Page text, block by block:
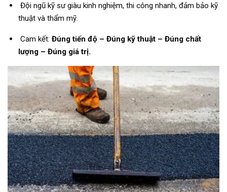
Đội ngũ kỹ sư giàu kinh nghiệm, thi công nhanh, đảm bảo kỹ
thuật và thẩm mỹ.
Cam kết: Đúng tiến độ – Đúng kỹ thuật – Đúng chất
lượng – Đúng giá trị.